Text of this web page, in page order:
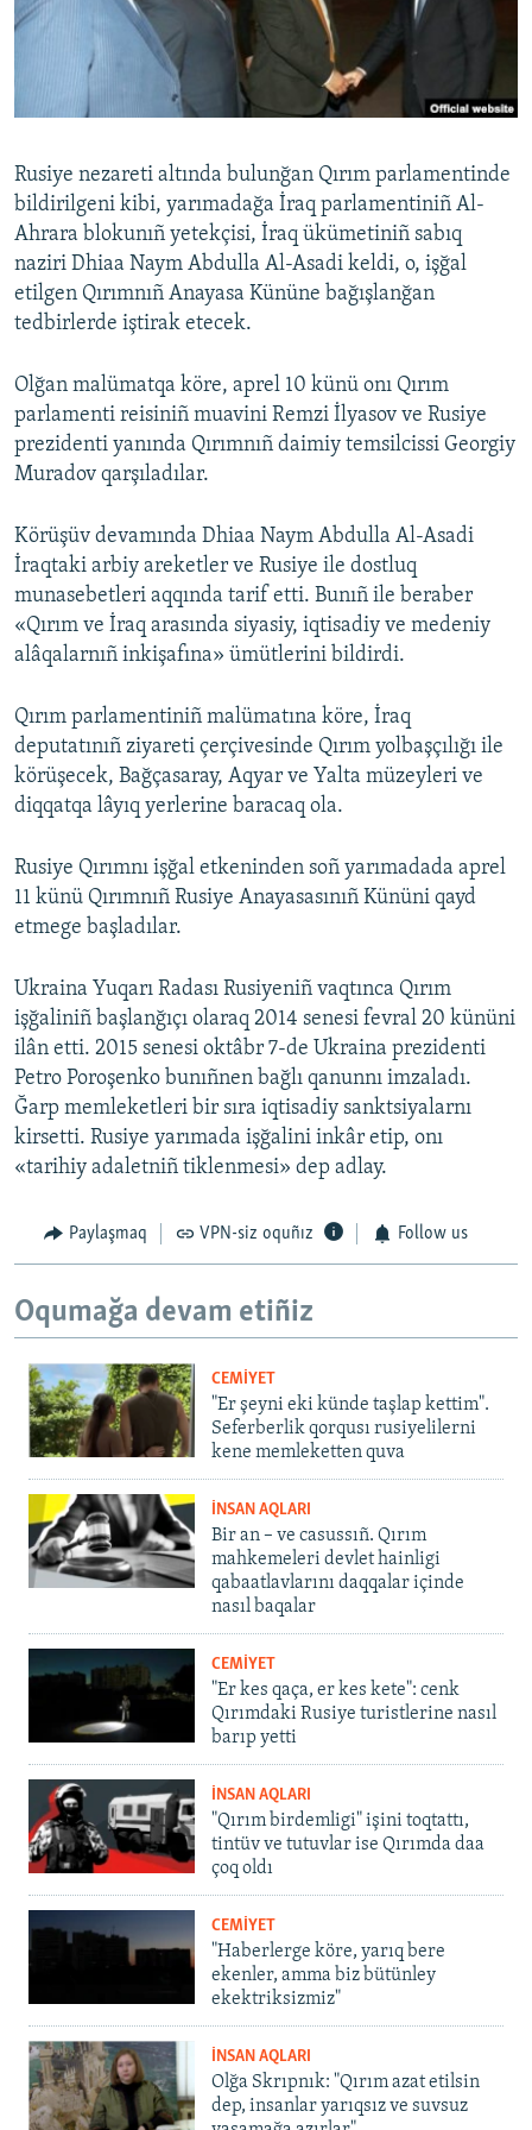
RFE/RS bütün saytları
Rusiye nezareti altında bulunğan Qırım parlamentinde
bildirilgeni kibi, yarımadağa İraq parlamentiniñ Al-
Ahrara blokunıñ yetekçisi, İraq ükümetiniñ sabıq
naziri Dhiaa Naym Abdulla Al-Asadi keldi, o, işğal
etilgen Qırımnıñ Anayasa Kününe bağışlanğan
tedbirlerde iştirak etecek.
Olğan malümatqa köre, aprel 10 künü onı Qırım
parlamenti reisiniñ muavini Remzi İlyasov ve Rusiye
prezidenti yanında Qırımnıñ daimiy temsilcissi Georgiy
Muradov qarşıladılar.
Körüşüv devamında Dhiaa Naym Abdulla Al-Asadi
İraqtaki arbiy areketler ve Rusiye ile dostluq
munasebetleri aqqında tarif etti. Bunıñ ile beraber
«Qırım ve İraq arasında siyasiy, iqtisadiy ve medeniy
alâqalarnıñ inkişafına» ümütlerini bildirdi.
Qırım parlamentiniñ malümatına köre, İraq
deputatınıñ ziyareti çerçivesinde Qırım yolbaşçılığı ile
körüşecek, Bağçasaray, Aqyar ve Yalta müzeyleri ve
diqqatqa lâyıq yerlerine baracaq ola.
Rusiye Qırımnı işğal etkeninden soñ yarımadada aprel
11 künü Qırımnıñ Rusiye Anayasasınıñ Kününi qayd
etmege başladılar.
Ukraina Yuqarı Radası Rusiyeniñ vaqtınca Qırım
işğaliniñ başlanğıçı olaraq 2014 senesi fevral 20 kününi
ilân etti. 2015 senesi oktâbr 7-de Ukraina prezidenti
Petro Poroşenko bunıñnen bağlı qanunnı imzaladı.
Ğarp memleketleri bir sıra iqtisadiy sanktsiyalarnı
kirsetti. Rusiye yarımada işğalini inkâr etip, onı
«tarihiy adaletniñ tiklenmesi» dep adlay.
Paylaşmaq VPN-siz oquñız Follow us
Oqumağa devam etiñiz
CEMİYET
"Er şeyni eki künde taşlap kettim".
Seferberlik qorqusı rusiyelilerni
kene memleketten quva
İNSAN AQLARI
Bir an – ve casussıñ. Qırım
mahkemeleri devlet hainligi
qabaatlavlarını daqqalar içinde
nasıl baqalar
CEMİYET
"Er kes qaça, er kes kete": cenk
Qırımdaki Rusiye turistlerine nasıl
barıp yetti
İNSAN AQLARI
"Qırım birdemligi" işini toqtattı,
tintüv ve tutuvlar ise Qırımda daa
çoq oldı
CEMİYET
"Haberlerge köre, yarıq bere
ekenler, amma biz bütünley
ekektriksizmiz"
İNSAN AQLARI
Olğa Skrıpnık: "Qırım azat etilsin
dep, insanlar yarıqsız ve suvsuz